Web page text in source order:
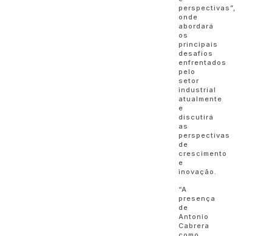
perspectivas”,
onde
abordará
os
principais
desafios
enfrentados
pelo
setor
industrial
atualmente
e
discutirá
as
perspectivas
de
crescimento
e
inovação.
“A
presença
de
Antonio
Cabrera